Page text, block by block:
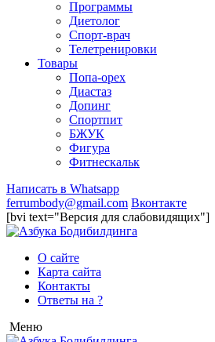
Программы
Диетолог
Спорт-врач
Телетренировки
Товары
Попа-орех
Диастаз
Допинг
Спортпит
БЖУК
Фигура
Фитнескальк
Написать в Whatsapp
ferrumbody@gmail.com Вконтакте
[bvi text="Версия для слабовидящих"]
О сайте
Карта сайта
Контакты
Ответы на ?
Меню